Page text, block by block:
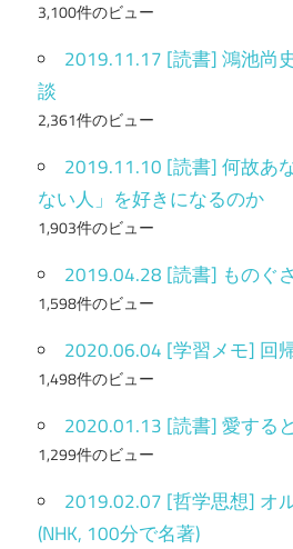
3,100件のビュー
2019.11.17 [読書] 鴻池尚
談
2,361件のビュー
2019.11.10 [読書] 何故あ
ない人」を好きになるのか
1,903件のビュー
2019.04.28 [読書] ものぐ
1,598件のビュー
2020.06.04 [学習メモ] 回
1,498件のビュー
2020.01.13 [読書] 愛する
1,299件のビュー
2019.02.07 [哲学思想] オ
(NHK, 100分で名著)